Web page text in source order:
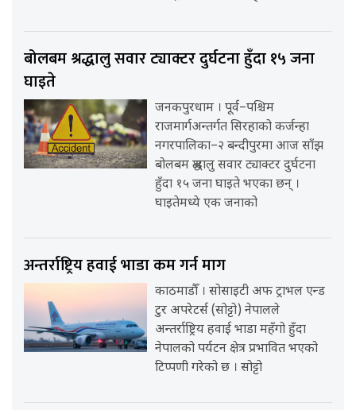
बोलबम श्रद्धालु सवार ट्याक्टर दुर्घटना हुँदा १५ जना
घाइते
जनकपुरधाम । पूर्व–पश्चिम
राजमार्गअन्तर्गत सिरहाको कर्जन्हा
नगरपालिका–२ बन्दीपुरमा आज साँझ
बोलबम श्रद्धालु सवार ट्याक्टर दुर्घटना
हुँदा १५ जना घाइते भएका छन् ।
घाइतेमध्ये एक जनाको
अन्तर्राष्ट्रिय हवाई भाडा कम गर्न माग
काठमाडौँ । सोसाइटी अफ ट्राभल एन्ड
टुर अपरेटर्स (सोट्टो) नेपालले
अन्तर्राष्ट्रिय हवाई भाडा महँगो हुँदा
नेपालको पर्यटन क्षेत्र प्रभावित भएको
टिप्पणी गरेको छ । सोट्टो